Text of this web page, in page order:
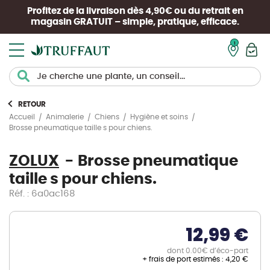
Profitez de la livraison dès 4,90€ ou du retrait en
magasin GRATUIT – simple, pratique, efficace.
RETOUR
Accueil
Animalerie Chiens
Hygiène et soins
Brosse pneumatique taille s pour chiens.
ZOLUX
Brosse pneumatique
taille s pour chiens.
Réf. : 6a0ac168
12,99 €
dont 0.00€ d’éco-part
+ frais de port estimés : 4,20 €